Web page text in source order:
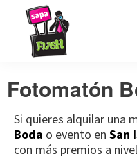
Saltar
principal
Saltar
contenido
Saltar
página
para
Fotomatón
Si quieres alquilar una
Boda o evento en San
con más premios a